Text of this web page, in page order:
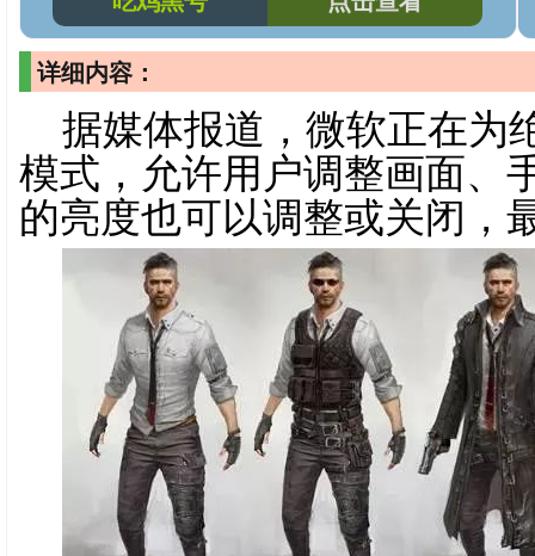
详细内容：
据媒体报道，微软正在为
模式，允许用户调整画面、
的亮度也可以调整或关闭，